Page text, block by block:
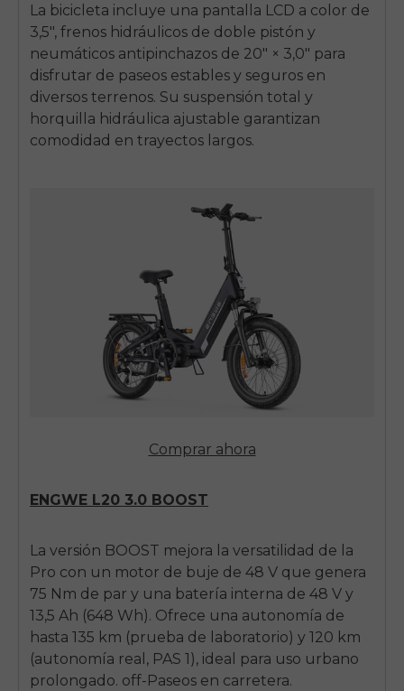
La bicicleta incluye una pantalla LCD a color de
3,5", frenos hidráulicos de doble pistón y
neumáticos antipinchazos de 20" × 3,0" para
disfrutar de paseos estables y seguros en
diversos terrenos. Su suspensión total y
horquilla hidráulica ajustable garantizan
comodidad en trayectos largos.
Comprar ahora
ENGWE L20 3.0 BOOST
La versión BOOST mejora la versatilidad de la
Pro con un motor de buje de 48 V que genera
75 Nm de par y una batería interna de 48 V y
13,5 Ah (648 Wh). Ofrece una autonomía de
hasta 135 km (prueba de laboratorio) y 120 km
(autonomía real, PAS 1), ideal para uso urbano
prolongado. off-Paseos en carretera.